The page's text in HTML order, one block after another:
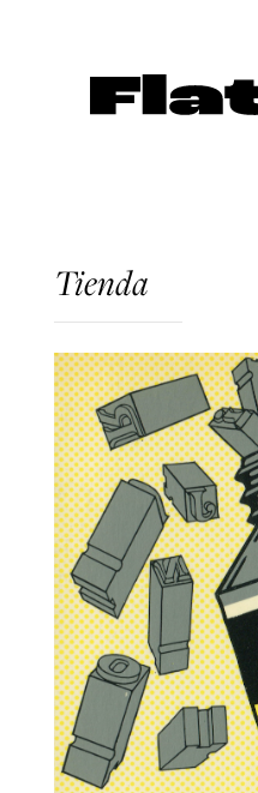
Tienda